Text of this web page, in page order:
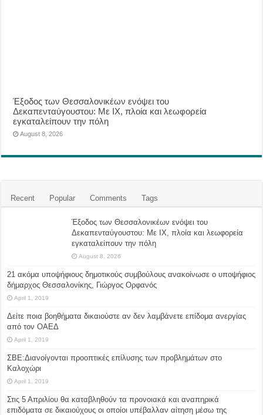
Έξοδος των Θεσσαλονικέων ενόψει του
Δεκαπενταύγουστου: Με ΙΧ, πλοία και λεωφορεία
εγκαταλείπουν την πόλη
August 8, 2026
Recent Popular Comments Tags
Έξοδος των Θεσσαλονικέων ενόψει του
Δεκαπενταύγουστου: Με ΙΧ, πλοία και λεωφορεία
εγκαταλείπουν την πόλη
August 8, 2026
21 ακόμα υποψήφιους δημοτικούς συμβούλους ανακοίνωσε ο υποψήφιος
δήμαρχος Θεσσαλονίκης, Γιώργος Ορφανός
April 1, 2019
Δείτε ποια βοηθήματα δικαιούστε αν δεν λαμβάνετε επίδομα ανεργίας
από τον ΟΑΕΔ
April 1, 2019
ΣΒΕ:Διανοίγονται προοπτικές επίλυσης των προβλημάτων στο
Καλοχώρι
April 1, 2019
Στις 5 Απριλίου θα καταβληθούν τα προνοιακά και αναπηρικά
επιδόματα σε δικαιούχους οι οποίοι υπέβαλλαν αίτηση μέσω της